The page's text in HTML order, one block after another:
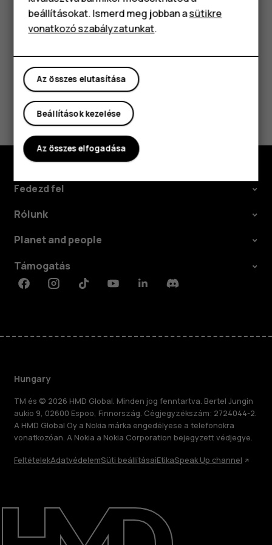
Tartozékok
Táblagépek
Rólunk
Javítás, újrafelhasználás, újrahasznosítás
semmilyen felelősséget.
Hasznosnak találtad?
Igen Nem
Fedezd fel
Rólunk
Planet and people
Támogatás
FacebookInstagramTiktokYoutubeLinkedinDiscord
Hungary
TM és © 2026 HMD Global. Minden jog fenntartva. Bertel Jungin
aukio 9, 02600 Espoo, Finnország. Cégjegyzékszám: 2724044-2.
A HMD Global Oy a Nokia márka engedélyese a telefonokra
vonatkozóan. A Nokia a Nokia Corporation bejegyzett védjegye.
FeltételekAdatvédelemSüti beállításaiEtikaSpeak Up channel
beállításokat. Ismerd meg jobban asütikre
vonatkozó szabályzatunkat.
Az összes elutasítása
Beállítások kezelése
Az összes elfogadása